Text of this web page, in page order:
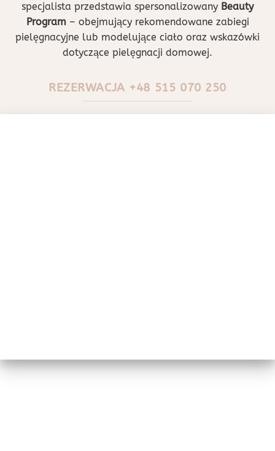
specjalista przedstawia spersonalizowany Beauty
Program – obejmujący rekomendowane zabiegi
pielęgnacyjne lub modelujące ciało oraz wskazówki
dotyczące pielęgnacji domowej.
REZERWACJA +48 515 070 250